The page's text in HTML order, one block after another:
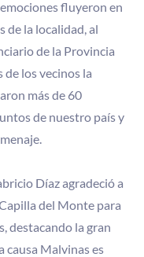
fluyeron en
de la localidad, al
de la Provincia
los vecinos la
más de 60
de nuestro país y
Díaz agradeció a
del Monte para
destacando la gran
causa Malvinas es